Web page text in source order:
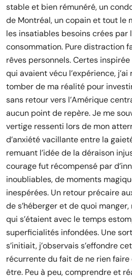
stable et bien rémunéré, un
de Montréal, un copain et tout le
les insatiables besoins crées par
consommation. Pure distraction
rêves personnels. Certes
qui avaient vécu l’expérience,
tomber de ma réalité pour
sans retour vers l’Amérique
aucun point de repère. Je me
vertige ressenti lors de mon
d’anxiété vacillante entre la
remuant l’idée de la déraison
courage fut récompensé par
inoubliables, de moments
inespérées. Un retour précaire
de s’héberger et de quoi
qui s’étaient avec le temps
superficialités infondées. Une
s’initiait, j’observais s’effondre
récurrente du fait de ne rien
être. Peu à peu, comprendre et